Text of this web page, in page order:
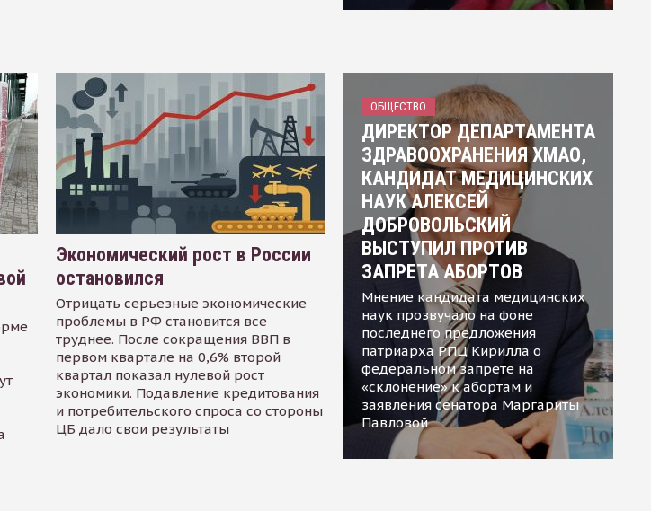
Экономический рост в России
остановился
Отрицать серьезные экономические
проблемы в РФ становится все
труднее. После сокращения ВВП в
первом квартале на 0,6% второй
квартал показал нулевой рост
экономики. Подавление кредитования
и потребительского спроса со стороны
ЦБ дало свои результаты
ОБЩЕСТВО
ДИРЕКТОР ДЕПАРТАМЕНТА
ЗДРАВООХРАНЕНИЯ ХМАО,
КАНДИДАТ МЕДИЦИНСКИХ
НАУК АЛЕКСЕЙ
ДОБРОВОЛЬСКИЙ
ВЫСТУПИЛ ПРОТИВ
ЗАПРЕТА АБОРТОВ
Мнение кандидата медицинских
наук прозвучало на фоне
последнего предложения
патриарха РПЦ Кирилла о
федеральном запрете на
«склонение» к абортам и
заявления сенатора Маргариты
Павловой